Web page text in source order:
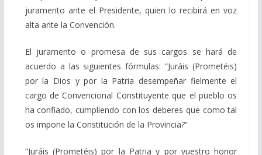
juramento ante el Presidente, quien lo recibirá en voz
alta ante la Convención.
El juramento o promesa de sus cargos se hará de
acuerdo a las siguientes fórmulas: “Juráis (Prometéis)
por la Dios y por la Patria desempeñar fielmente el
cargo de Convencional Constituyente que el pueblo os
ha confiado, cumpliendo con los deberes que como tal
os impone la Constitución de la Provincia?”
“Juráis (Prometéis) por la Patria y por vuestro honor